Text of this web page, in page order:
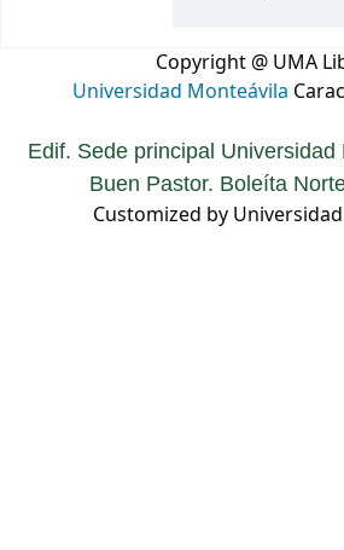
Copyright @ UMA
Universidad Monteávila
Edif. Sede principal Universidad
Buen Pastor. Boleíta
Customized by